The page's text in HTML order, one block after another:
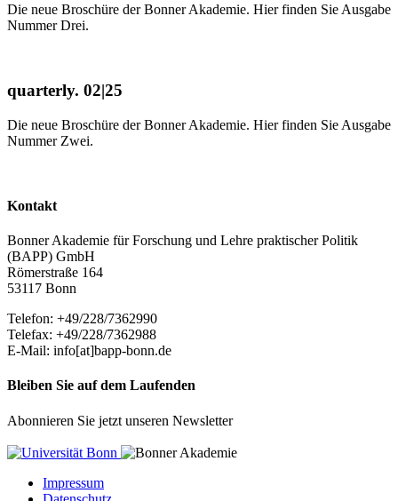
Die neue Broschüre der Bonner Akademie. Hier finden Sie Ausgabe
Nummer Drei.
quarterly. 02|25
Die neue Broschüre der Bonner Akademie. Hier finden Sie Ausgabe
Nummer Zwei.
Kontakt
Bonner Akademie für Forschung und Lehre praktischer Politik
(BAPP) GmbH
Römerstraße 164
53117 Bonn
Telefon: +49/228/7362990
Telefax: +49/228/7362988
E-Mail: info[at]bapp-bonn.de
Bleiben Sie auf dem Laufenden
Abonnieren Sie jetzt unseren Newsletter
Impressum